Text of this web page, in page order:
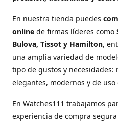
En nuestra tienda puedes
online de firmas líderes como
Bulova, Tissot y Hamilton,
una amplia variedad de
tipo de gustos y necesidades:
elegantes, modernos y de uso
En Watches111 trabajamos
experiencia de compra